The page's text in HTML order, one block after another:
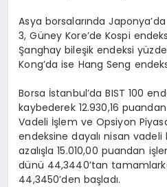
Asya borsalarında
3, Güney Kore’de Kospi
Şanghay bileşik endeksi
Kong’da ise Hang Seng
Borsa İstanbul’da BIST 100
kaybederek 12.930,16
Vadeli İşlem ve Opsiyon
endeksine dayalı nisan
azalışla 15.010,00 puandan
dünü 44,3440’tan
44,3450’den başladı.